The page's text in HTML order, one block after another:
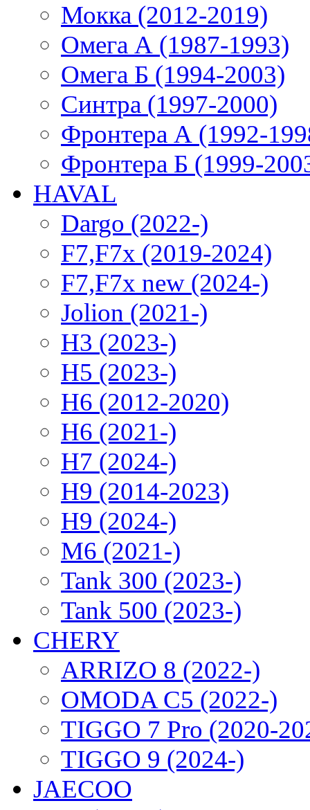
Мокка (2012-2019)
Омега А (1987-1993)
Омега Б (1994-2003)
Синтра (1997-2000)
Фронтера А (1992-
Фронтера Б (1999-
HAVAL
Dargo (2022-)
F7,F7x (2019-2024)
F7,F7x new (2024-)
Jolion (2021-)
H3 (2023-)
H5 (2023-)
H6 (2012-2020)
H6 (2021-)
H7 (2024-)
H9 (2014-2023)
H9 (2024-)
M6 (2021-)
Tank 300 (2023-)
Tank 500 (2023-)
CHERY
ARRIZO 8 (2022-)
OMODA C5 (2022-)
TIGGO 7 Pro (2020-
TIGGO 9 (2024-)
JAECOO